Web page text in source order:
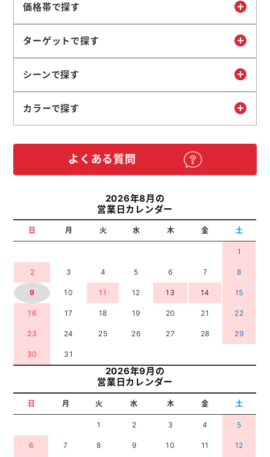
価格帯で探す
ターゲットで探す
シーンで探す
カラーで探す
よくある質問
2026年8月の
営業日カレンダー
日 月 火 水 木 金 土
1
2 3 4 5 6 7 8
9 10 11 12 13 14 15
16 17 18 19 20 21 22
23 24 25 26 27 28 29
30 31
2026年9月の
営業日カレンダー
日 月 火 水 木 金 土
1 2 3 4 5
6 7 8 9 10 11 12